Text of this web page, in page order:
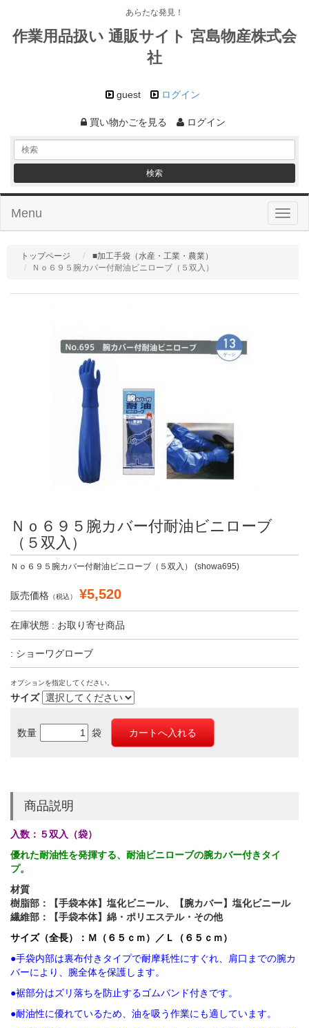
あらたな発見！
作業用品扱い 通販サイト 宮島物産株式会
社
guest ログイン
買い物かごを見る ログイン
Menu
トップページ
■加工手袋（水産・工業・農業）
Ｎｏ６９５腕カバー付耐油ビニローブ（５双入）
Ｎｏ６９５腕カバー付耐油ビニローブ
（５双入）
Ｎｏ６９５腕カバー付耐油ビニローブ（５双入） (showa695)
販売価格 （税込） ¥5,520
在庫状態 : お取り寄せ商品
: ショーワグローブ
オプションを指定してください。
サイズ
数量 袋
商品説明
入数：５双入（袋）
優れた耐油性を発揮する、耐油ビニローブの腕カバー付きタイ
プ。
材質
樹脂部：【手袋本体】塩化ビニール、【腕カバー】塩化ビニール
繊維部：【手袋本体】綿・ポリエステル・その他
サイズ（全長）：Ｍ（６５ｃｍ）／Ｌ（６５ｃｍ）
●手袋内部は裏布付きタイプで耐摩耗性にすぐれ、肩口までの腕カ
バーにより、腕全体を保護します。
●裾部分はズリ落ちを防止するゴムバンド付きです。
●耐油性に優れているため、油を吸う作業にも適しています。